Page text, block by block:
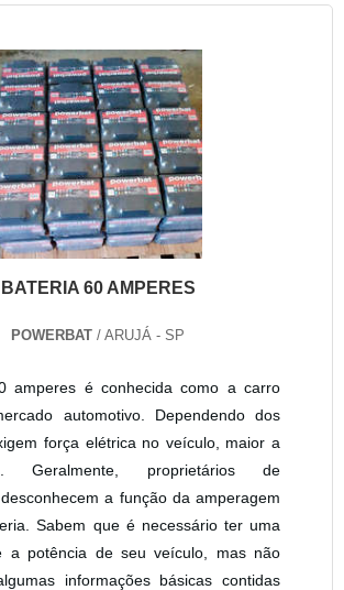
BATERIA 60 AMPERES
POWERBAT / ARUJÁ - SP
amperes é conhecida como a carro
automotivo. Dependendo dos
força elétrica no veículo, maior a
Geralmente, proprietários de
a função da amperagem
Sabem que é necessário ter uma
a potência de seu veículo, mas não
informações básicas contidas